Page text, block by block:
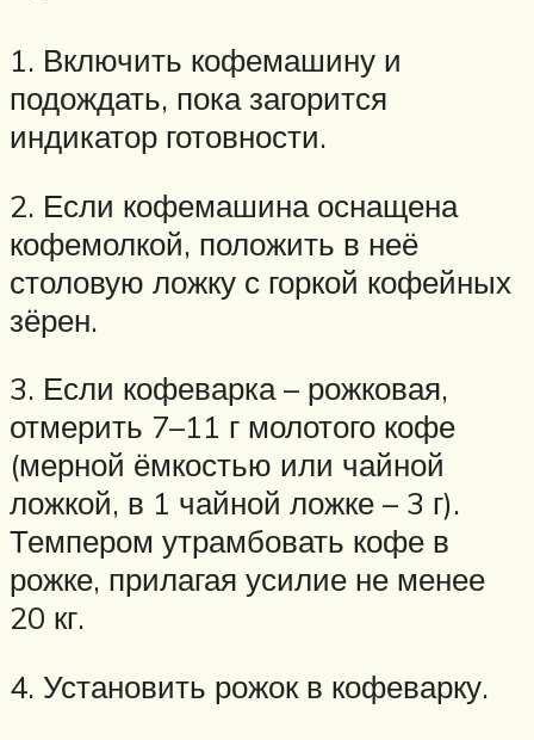
1. Включить кофемашину и
подождать, пока загорится
индикатор готовности.
2. Если кофемашина оснащена
кофемолкой, положить в неё
столовую ложку с горкой кофейных
зёрен.
3. Если кофеварка – рожковая,
отмерить 7–11 г молотого кофе
(мерной ёмкостью или чайной
ложкой, в 1 чайной ложке – 3 г).
Темпером утрамбовать кофе в
рожке, прилагая усилие не менее
20 кг.
4. Установить рожок в кофеварку.